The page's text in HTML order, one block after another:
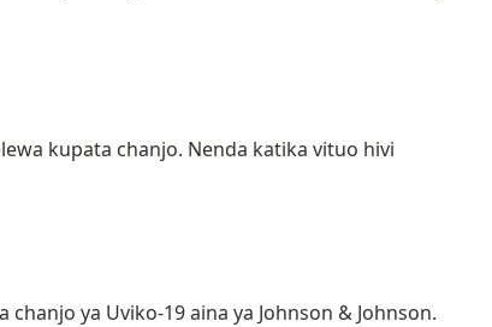
kupata chanjo. Nenda katika vituo hivi
ya Uviko-19 aina ya Johnson & Johnson.